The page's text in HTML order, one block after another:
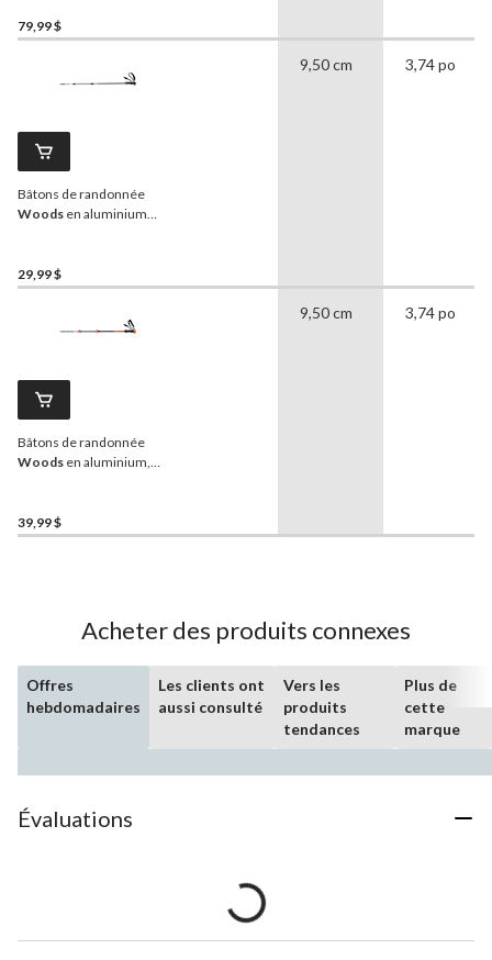
sur 4 sections, pour la
randonnée et la marche
79,99 $
Bâtons de randonnée
Woods en aluminium
pour la randonnée et la
marche
29,99 $
9,50 cm 3,74 po
Bâtons de randonnée
Woods en aluminium,
sur 3 sections, pour la
randonnée et la marche
39,99 $
9,50 cm 3,74 po
Acheter des produits connexes
Offres
hebdomadaires
Les clients ont
aussi consulté
Vers les
produits
tendances
Plus de
cette
marque
Évaluations